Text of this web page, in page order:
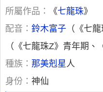
所屬作品：
《七龍珠》
配音： 鈴木富子 （《七
（《七龍珠Z》青年期、
種族： 那美剋星人
身份： 神仙